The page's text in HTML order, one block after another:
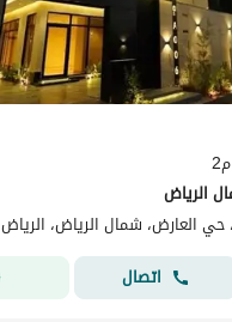
الرياض
حي العارض، شمال الرياض، الرياض
اتصال